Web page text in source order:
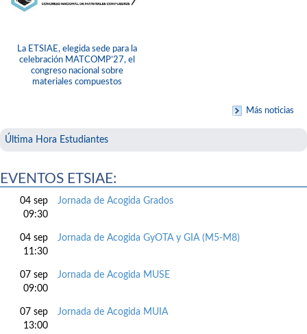
La ETSIAE, elegida sede para la
celebración MATCOMP’27, el
congreso nacional sobre
materiales compuestos
Más noticias
Última Hora Estudiantes
EVENTOS ETSIAE:
04 sep
09:30
Jornada de Acogida Grados
04 sep
11:30
Jornada de Acogida GyOTA y GIA (M5-M8)
07 sep
09:00
Jornada de Acogida MUSE
07 sep
13:00
Jornada de Acogida MUIA